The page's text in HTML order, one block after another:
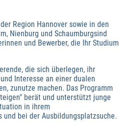
Region Hannover sowie in den
Nienburg und Schaumburgsind
und Bewerber, die Ihr Studium
die sich überlegen, ihr
Interesse an einer dualen
zunutze machen. Das Programm
berät und unterstützt junge
in ihrem
und bei der Ausbildungsplatzsuche.